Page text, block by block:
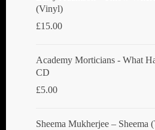
(Vinyl)
£15.00
Academy Morticians - What
CD
£5.00
Sheema Mukherjee – Sheema